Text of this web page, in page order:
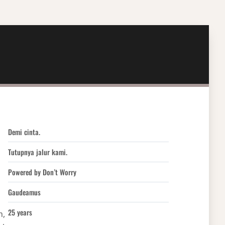
Demi cinta.
Tutupnya jalur kami.
Powered by Don’t Worry
Gaudeamus
25 years